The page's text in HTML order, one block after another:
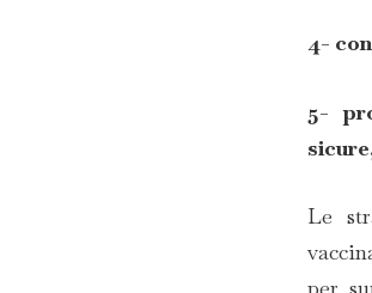
4-
5-
Le